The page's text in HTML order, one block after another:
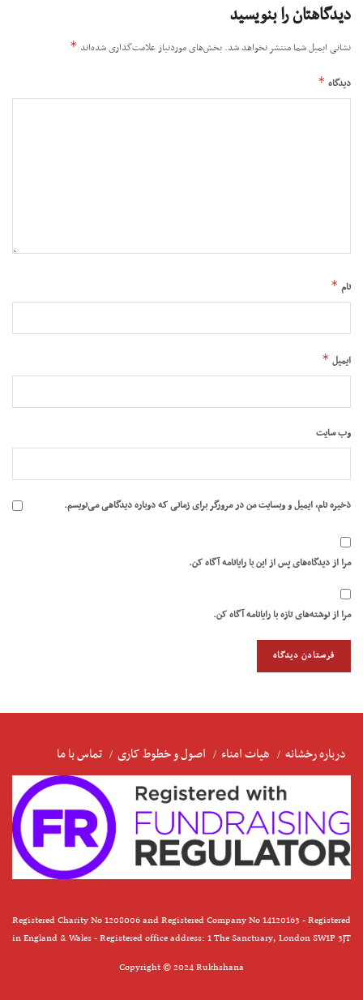
دیدگاهتان را بنویسید
نشانی ایمیل شما منتشر نخواهد شد. بخش‌های موردنیاز علامت‌گذاری شده‌اند *
دیدگاه *
نام *
ایمیل *
وب‌ سایت
ذخیره نام، ایمیل و وبسایت من در مرورگر برای زمانی که دوباره دیدگاهی می‌نویسم.
مرا از دیدگاه‌های پس از این با رایانامه آگاه کن.
مرا از نوشته‌های تازه با رایانامه آگاه کن.
درباره رخشانه هیات امناء اصول و خطوط کاری تماس با ما
Registered Charity No 1208006 and Registered Company No 14120163 - Registered
in England & Wales - Registered office address: 1 The Sanctuary, London SW1P 3JT
Copyright © 2024 Rukhshana